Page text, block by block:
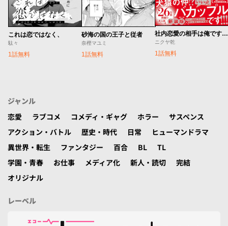
これは恋ではなく、
駄々
1話無料
砂海の国の王子と従者
奈樫マユミ
1話無料
社内恋愛の相手は俺ですけど？ 新装版
ニクヤ乾
1話無料
ジャンル
恋愛
ラブコメ コメディ・ギャグ ホラー
サスペンス
アクション・バトル
歴史・時代 日常
ヒューマンドラマ
異世界・転生
ファンタジー 百合 BL
TL
学園・青春
お仕事 メディア化 新人・読切
完結
オリジナル
レーベル